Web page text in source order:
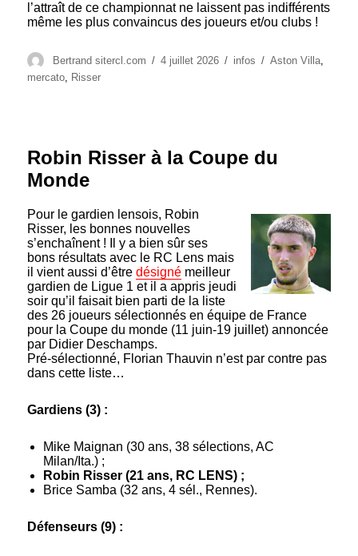
l’attraît de ce championnat ne laissent pas indifférents
même les plus convaincus des joueurs et/ou clubs !
Auteur
Bertrand sitercl.com
Publié
4 juillet 2026 Catégories
infos Étiquettes
Aston Villa,
mercato, Risser
Robin Risser à la Coupe du
Monde
Pour le gardien lensois, Robin
Risser, les bonnes nouvelles
s’enchaînent ! Il y a bien sûr ses
bons résultats avec le RC Lens mais
il vient aussi d’êtredésigné meilleur
gardien de Ligue 1 et il a appris jeudi
soir qu’il faisait bien parti de la liste
des 26 joueurs sélectionnés en équipe de France
pour la Coupe du monde (11 juin-19 juillet) annoncée
par Didier Deschamps.
Pré-sélectionné, Florian Thauvin n’est par contre pas
dans cette liste…
Gardiens (3) :
Mike Maignan (30 ans, 38 sélections, AC
Milan/Ita.) ;
Robin Risser (21 ans, RC LENS) ;
Brice Samba (32 ans, 4 sél., Rennes).
Défenseurs (9) :